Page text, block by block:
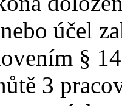
účel
§
3